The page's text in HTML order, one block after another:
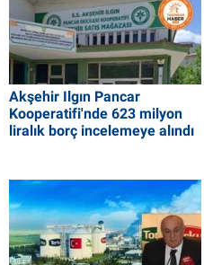
Akşehir Ilgın Pancar
Kooperatifi'nde 623 milyon
liralık borç incelemeye alındı